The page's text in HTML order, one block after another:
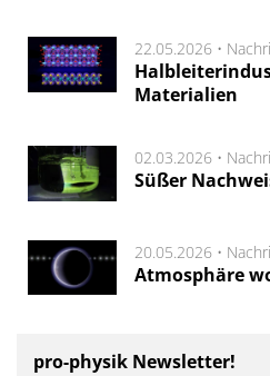
22.05.2026 •
Materialien
02.03.2026 •
Süßer
20.05.2026 •
Atmosphäre
pro-physik Newsletter!